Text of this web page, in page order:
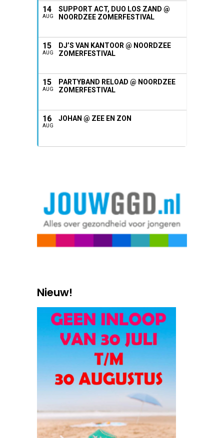
14
AUG
SUPPORT ACT, DUO LOS ZAND @
NOORDZEE ZOMERFESTIVAL
15
AUG
DJ’S VAN KANTOOR @ NOORDZEE
ZOMERFESTIVAL
15
AUG
PARTYBAND RELOAD @ NOORDZEE
ZOMERFESTIVAL
16
AUG
JOHAN @ ZEE EN ZON
Nieuw!